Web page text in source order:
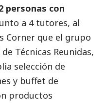
personas con
a 4 tutores, al
Corner que el grupo
Técnicas Reunidas,
selección de
y buffet de
productos